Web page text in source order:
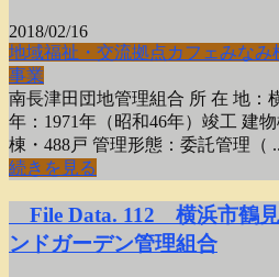
2018/02/16
地域福祉・交流拠点カフェみなみ
事業
南長津田団地管理組合 所 在 地：
年：1971年（昭和46年）竣工 建
棟・488戸 管理形態：委託管理（
続きを見る
File Data. 112 横浜市鶴見
ンドガーデン管理組合